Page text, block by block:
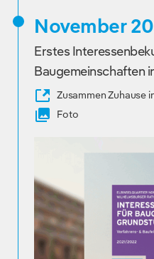
November
Erstes
Baugemeinschaften
Zusammen Zuhause
Foto